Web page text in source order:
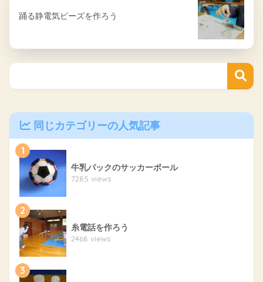
踊る静電気ビーズを作ろう
同じカテゴリーの人気記事
1
牛乳パックのサッカーボール
7285 views
2
糸電話を作ろう
2468 views
3